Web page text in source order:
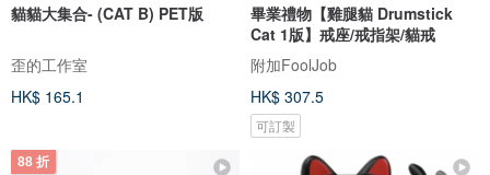
貓貓大集合- (CAT B) PET版
歪的工作室
HK$ 165.1
畢業禮物【雞腿貓 Drumstick
Cat 1版】戒座/戒指架/貓戒
附加FoolJob
HK$ 307.5
可訂製
88 折